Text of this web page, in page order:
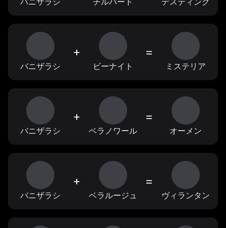
バニザラシ
+
ビーナイト
=
ミステリア
バニザラシ
+
ベラノワール
=
オーメン
バニザラシ
+
ベラルージュ
=
ヴィランタン